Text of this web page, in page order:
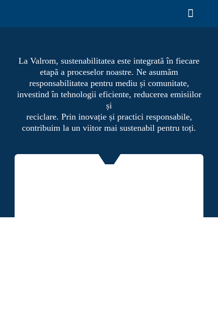
conținut
Comută
Proiecte
Documentație și
Produse
La Valrom, sustenabilitatea este integrată în fiecare
etapă a proceselor noastre. Ne asumăm
responsabilitatea pentru mediu și comunitate,
investind în tehnologii eficiente, reducerea emisiilor
și
reciclare. Prin inovație și practici responsabile,
contribuim la un viitor mai sustenabil pentru toți.